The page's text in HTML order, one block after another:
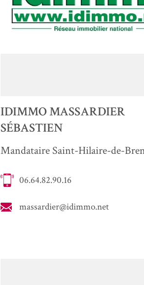
IDIMMO MASSARDIER
SÉBASTIEN
Mandataire Saint-Hilaire-de-
06.64.82.90.16
massardier@idimmo.net